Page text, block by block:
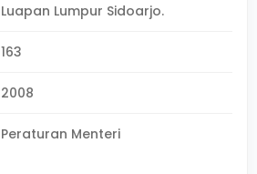
Luapan Lumpur Sidoarjo.
163
2008
Peraturan Menteri